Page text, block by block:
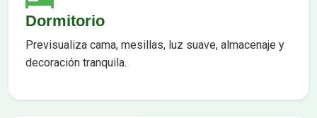
Dormitorio
Previsualiza cama, mesillas, luz suave, almacenaje y
decoración tranquila.